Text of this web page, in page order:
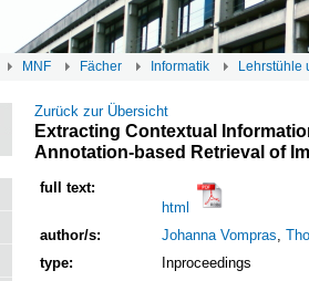
MNF Fächer Informatik Lehrstühle
Zurück zur Übersicht
Extracting Contextual
Annotation-based Retrieval of
full text:
html
author/s:
Johanna Vompras,
type:
Inproceedings